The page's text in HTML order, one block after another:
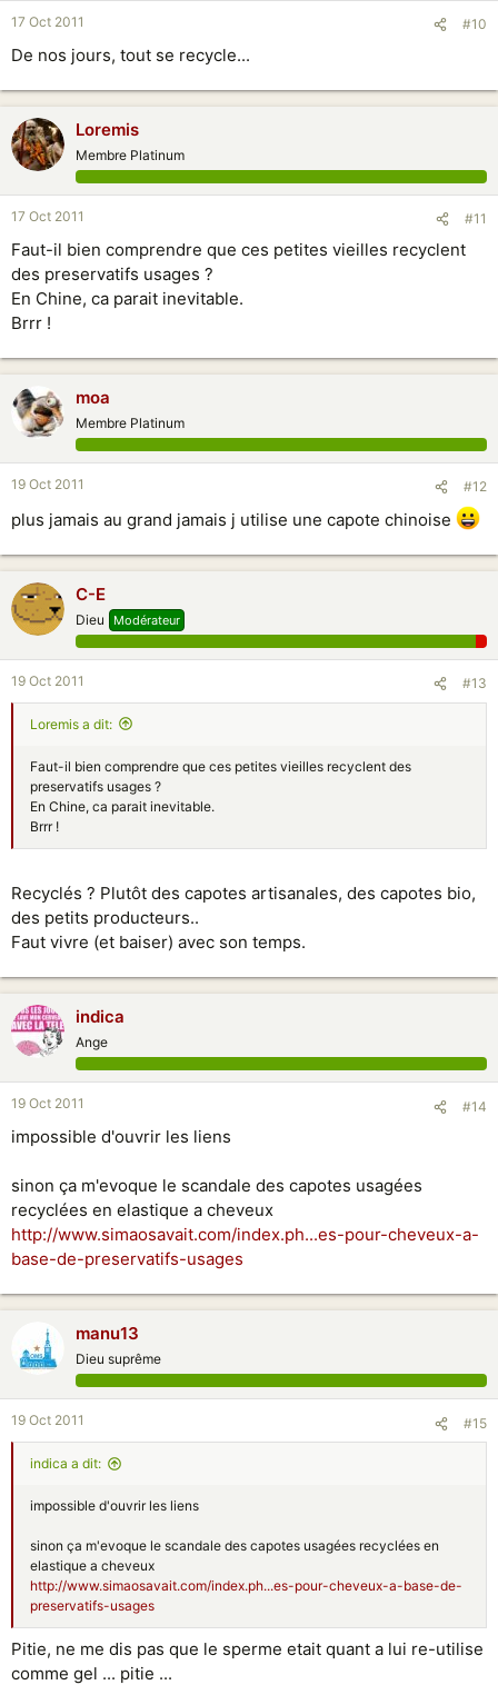
17 Oct 2011 #10
De nos jours, tout se recycle...
Loremis
Membre Platinum
17 Oct 2011 #11
Faut-il bien comprendre que ces petites vieilles recyclent
des preservatifs usages ?
En Chine, ca parait inevitable.
Brrr !
moa
Membre Platinum
19 Oct 2011 #12
plus jamais au grand jamais j utilise une capote chinoise
C-E
Dieu Modérateur
19 Oct 2011 #13
Loremis a dit:
Faut-il bien comprendre que ces petites vieilles recyclent des
preservatifs usages ?
En Chine, ca parait inevitable.
Brrr !
Recyclés ? Plutôt des capotes artisanales, des capotes bio,
des petits producteurs..
Faut vivre (et baiser) avec son temps.
indica
Ange
19 Oct 2011 #14
impossible d'ouvrir les liens
sinon ça m'evoque le scandale des capotes usagées
recyclées en elastique a cheveux
http://www.simaosavait.com/index.ph...es-pour-cheveux-a-
base-de-preservatifs-usages
manu13
Dieu suprême
19 Oct 2011 #15
indica a dit:
impossible d'ouvrir les liens
sinon ça m'evoque le scandale des capotes usagées recyclées en
elastique a cheveux
http://www.simaosavait.com/index.ph...es-pour-cheveux-a-base-de-
preservatifs-usages
Pitie, ne me dis pas que le sperme etait quant a lui re-utilise
comme gel ... pitie ...